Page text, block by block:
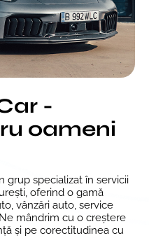
-
oameni
grup specializat în servicii
oferind o gamă
vânzări auto, service
mândrim cu o creștere
și pe corectitudinea cu